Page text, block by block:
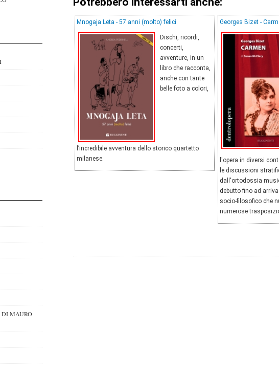
Mnogaja Leta - 57 anni (molto) felici
Dischi, ricordi,
concerti,
avventure, in un
libro che racconta,
anche con tante
belle foto a colori,
l’incredibile avventura dello storico quartetto
milanese.
Georges Bizet -
l'opera in diversi
le discussioni
dall'ortodossia
debutto fino ad
socio-filosofico che
numerose
MAURO